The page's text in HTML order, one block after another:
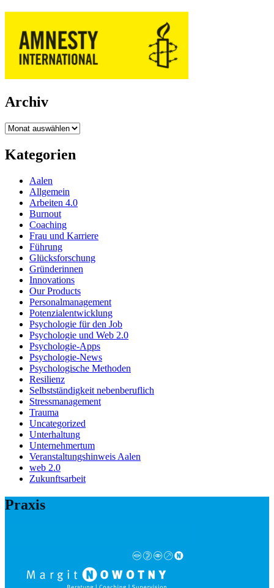
Archiv
Archiv
Kategorien
Aalen
Allgemein
Arbeiten 4.0
Burnout
Coaching
Frau und Karriere
Führung
Glücksforschung
Gründerinnen
Innovations
Our Products
Personalmanagement
Potenzialentwicklung
Psychologie für den Job
Psychologie und Web 2.0
Psychologie-Apps
Psychologie-News
Psychologische Methoden
Resilienz
Selbstständigkeit nebenberuflich
Stressmanagement
Trauma
Uncategorized
Unterhaltung
Unternehmertum
Veranstaltungshinweis Aalen
web 2.0
Zukunftsarbeit
Praxis